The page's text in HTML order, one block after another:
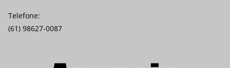
Telefone:
(61) 98627-0087